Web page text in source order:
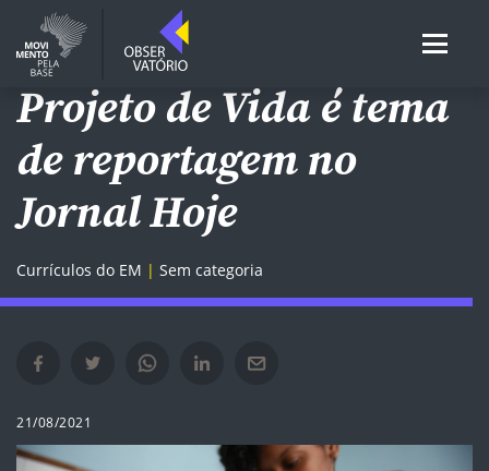
ENSINO MÉDIO
Projeto de Vida é tema
de reportagem no
Jornal Hoje
Currículos do EM Sem categoria
Compartilhar no Facebook em nova janela
Compartilhar no Twitter em nova janela
Compartilhar no Whatsapp em nova janela
Compartilhar no Linkedin em nova janela
Compartilhar por e-mail em nova janela
21/08/2021